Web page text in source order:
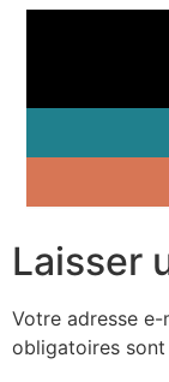
Laisser
Votre adresse e-
obligatoires